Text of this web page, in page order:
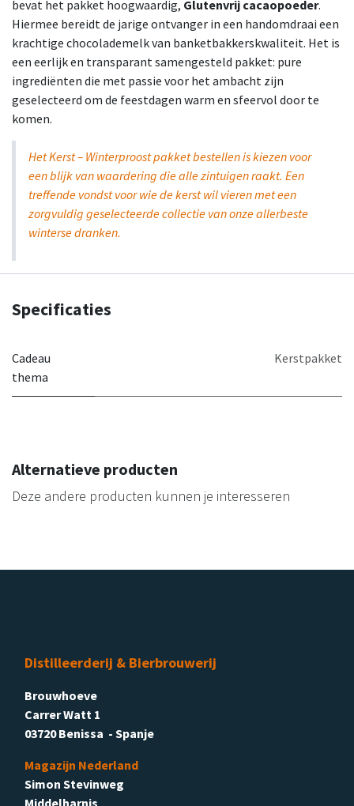
bevat het pakket hoogwaardig, Glutenvrij cacaopoeder.
Hiermee bereidt de jarige ontvanger in een handomdraai een
krachtige chocolademelk van banketbakkerskwaliteit. Het is
een eerlijk en transparant samengesteld pakket: pure
ingrediënten die met passie voor het ambacht zijn
geselecteerd om de feestdagen warm en sfeervol door te
komen.
Het Kerst – Winterproost pakket bestellen is kiezen voor
een blijk van waardering die alle zintuigen raakt. Een
treffende vondst voor wie de kerst wil vieren met een
zorgvuldig geselecteerde collectie van onze allerbeste
winterse dranken.
Specificaties
Cadeau
thema
Kerstpakket
Alternatieve producten
Deze andere producten kunnen je interesseren
Distilleerderij & Bierbrouwerij
Brouwhoeve
Carrer Watt 1
03720 Benissa - Spanje
Magazijn Nederland
Simon Stevinweg